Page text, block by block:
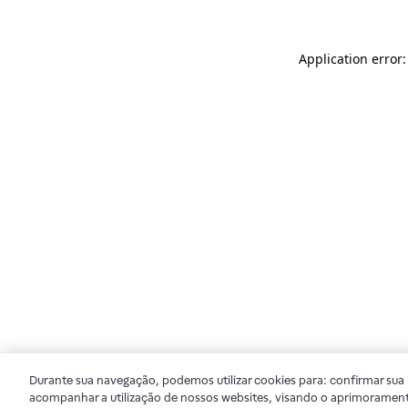
Application
Durante sua navegação, podemos utilizar cookies para: confirmar
acompanhar a utilização de nossos websites, visando o